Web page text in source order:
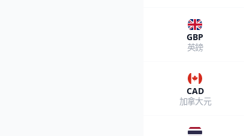
GBP
英鎊
CAD
加拿大元